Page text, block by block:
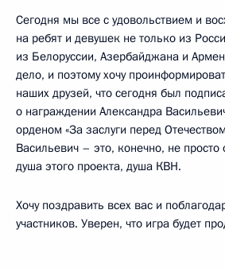
Сегодня мы все с удовольствием и
на ребят и девушек не только из
из Белоруссии, Азербайджана и
дело, и поэтому хочу
наших друзей, что сегодня был
о награждении Александра
орденом «За заслуги перед
Васильевич – это, конечно, не просто
душа этого проекта, душа КВН.
Хочу поздравить всех вас и
участников. Уверен, что игра будет